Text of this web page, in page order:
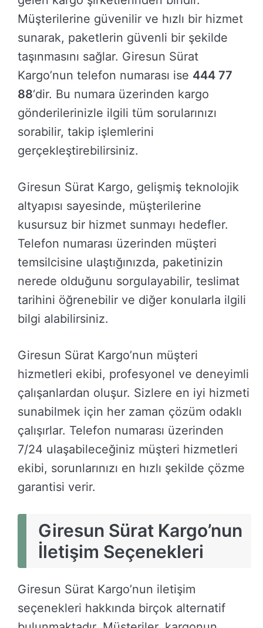
Müşterilerine güvenilir ve hızlı bir hizmet
sunarak, paketlerin güvenli bir şekilde
taşınmasını sağlar. Giresun Sürat
Kargo’nun telefon numarası ise 444 77
88‘dir. Bu numara üzerinden kargo
gönderilerinizle ilgili tüm sorularınızı
sorabilir, takip işlemlerini
gerçekleştirebilirsiniz.
Giresun Sürat Kargo, gelişmiş teknolojik
altyapısı sayesinde, müşterilerine
kusursuz bir hizmet sunmayı hedefler.
Telefon numarası üzerinden müşteri
temsilcisine ulaştığınızda, paketinizin
nerede olduğunu sorgulayabilir, teslimat
tarihini öğrenebilir ve diğer konularla ilgili
bilgi alabilirsiniz.
Giresun Sürat Kargo’nun müşteri
hizmetleri ekibi, profesyonel ve deneyimli
çalışanlardan oluşur. Sizlere en iyi hizmeti
sunabilmek için her zaman çözüm odaklı
çalışırlar. Telefon numarası üzerinden
7/24 ulaşabileceğiniz müşteri hizmetleri
ekibi, sorunlarınızı en hızlı şekilde çözme
garantisi verir.
Giresun Sürat Kargo’nun
İletişim Seçenekleri
Giresun Sürat Kargo’nun iletişim
seçenekleri hakkında birçok alternatif